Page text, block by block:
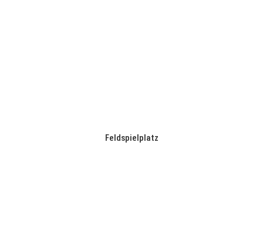
Feldspielplatz